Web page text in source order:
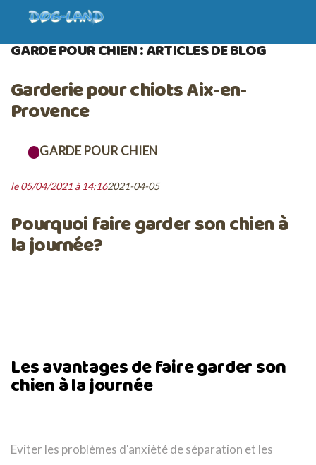
ACCUEIL BLOG
GARDE POUR CHIEN : ARTICLES DE BLOG
Garderie pour chiots Aix-en-
Provence
GARDE POUR CHIEN
le 05/04/2021 à 14:162021-04-05
Pourquoi faire garder son chien à
la journée?
Les avantages de faire garder son
chien à la journée
Eviter les problèmes d'anxièté de séparation et les